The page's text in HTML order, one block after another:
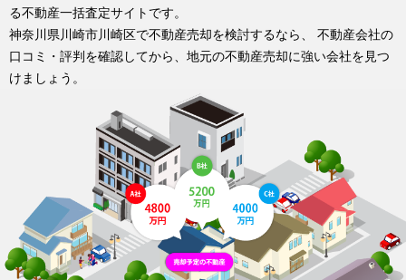
る不動産一括査定サイトです。
神奈川県川崎市川崎区で不動産売却を検討するなら、 不動産会社の
口コミ・評判を確認してから、地元の不動産売却に強い会社を見つ
けましょう。